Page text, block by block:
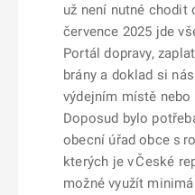
už není nutné chodit
července 2025 jde
Portál dopravy,
brány a doklad si
výdejním místě nebo
Doposud bylo
obecní úřad obce s
kterých je v České
možné využít